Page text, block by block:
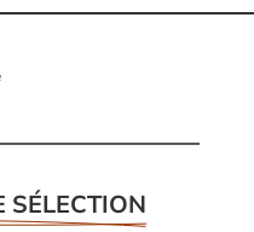
SÉLECTION